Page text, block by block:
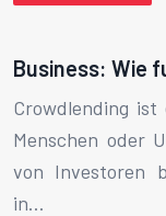
Business: Wie
Crowdlending
Menschen oder
von Investoren
in…